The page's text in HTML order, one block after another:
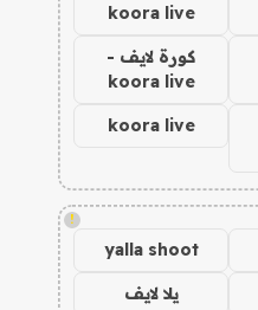
koora live
كورة لايف -
koora live
koora live
!
yalla shoot
يلا لايف